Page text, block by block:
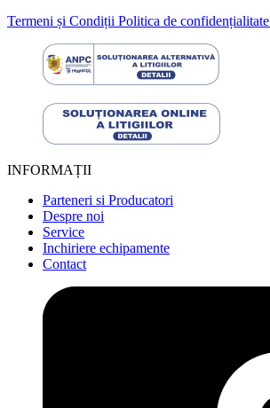
Termeni și Condiții Politica de confidențialitate
INFORMAȚII
Parteneri si Producatori
Despre noi
Service
Inchiriere echipamente
Contact